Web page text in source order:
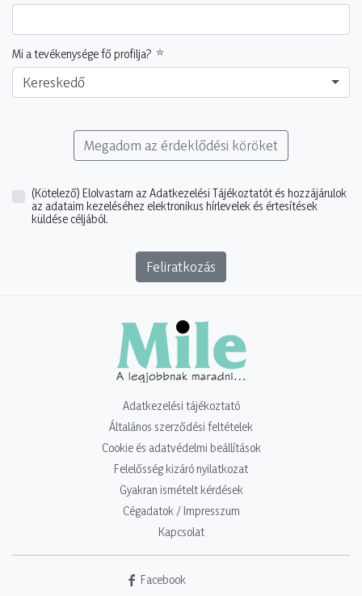
Mi a tevékenysége fő profilja?
Kereskedő
Megadom az érdeklődési köröket
(Kötelező) Elolvastam az Adatkezelési Tájékoztatót és hozzájárulok
az adataim kezeléséhez elektronikus hírlevelek és értesítések
küldése céljából.
Feliratkozás
Adatkezelési tájékoztató
Általános szerződési feltételek
Cookie és adatvédelmi beállítások
Felelősség kizáró nyilatkozat
Gyakran ismételt kérdések
Cégadatok / Impresszum
Kapcsolat
Facebook